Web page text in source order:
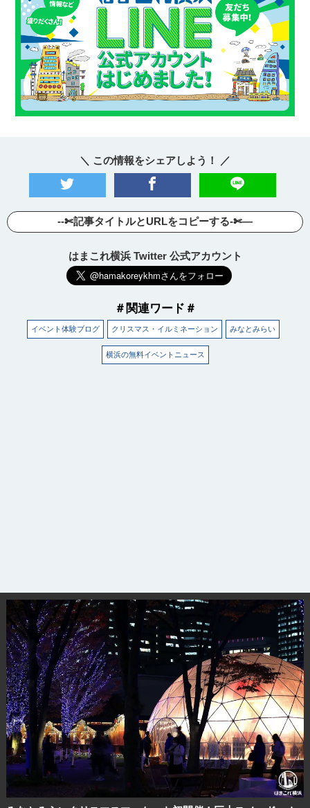
＼ この情報をシェアしよう！ ／
--✄記事タイトルとURLをコピーする-✄—
はまこれ横浜 Twitter 公式アカウント
＃関連ワード＃
イベント体験ブログ クリスマス・イルミネーション みなとみらい
横浜の無料イベントニュース